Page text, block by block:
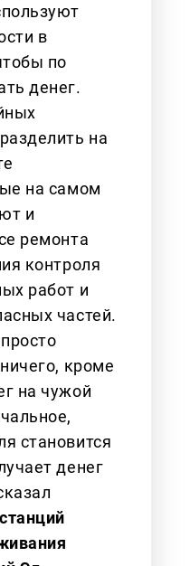
в
по
денег.
на
на самом
и
ремонта
контроля
работ и
частей.
кроме
на чужой
становится
денег